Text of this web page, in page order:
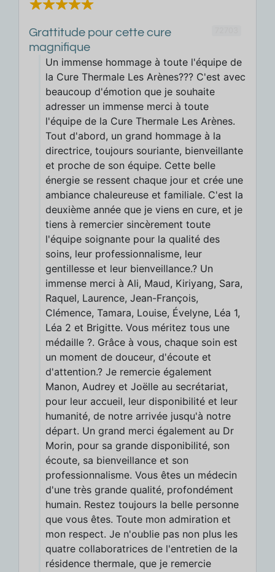
Grattitude pour cette cure
magnifique
Un immense hommage à toute l'équipe de
la Cure Thermale Les Arènes??? C'est avec
beaucoup d'émotion que je souhaite
adresser un immense merci à toute
l'équipe de la Cure Thermale Les Arènes.
Tout d'abord, un grand hommage à la
directrice, toujours souriante, bienveillante
et proche de son équipe. Cette belle
énergie se ressent chaque jour et crée une
ambiance chaleureuse et familiale. C'est la
deuxième année que je viens en cure, et je
tiens à remercier sincèrement toute
l'équipe soignante pour la qualité des
soins, leur professionnalisme, leur
gentillesse et leur bienveillance.? Un
immense merci à Ali, Maud, Kiriyang, Sara,
Raquel, Laurence, Jean-François,
Clémence, Tamara, Louise, Évelyne, Léa 1,
Léa 2 et Brigitte. Vous méritez tous une
médaille ?. Grâce à vous, chaque soin est
un moment de douceur, d'écoute et
d'attention.? Je remercie également
Manon, Audrey et Joëlle au secrétariat,
pour leur accueil, leur disponibilité et leur
humanité, de notre arrivée jusqu'à notre
départ. Un grand merci également au Dr
Morin, pour sa grande disponibilité, son
écoute, sa bienveillance et son
professionnalisme. Vous êtes un médecin
d'une très grande qualité, profondément
humain. Restez toujours la belle personne
que vous êtes. Toute mon admiration et
mon respect. Je n'oublie pas non plus les
quatre collaboratrices de l'entretien de la
résidence thermale, que je remercie